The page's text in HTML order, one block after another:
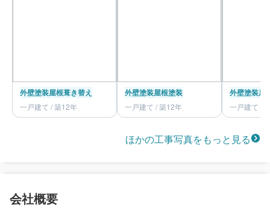
外壁塗装屋根葺き替え
一戸建て / 築12年
外壁塗装屋根塗装
一戸建て / 築12年
外壁塗装屋
一戸建て /
ほかの工事写真をもっと見る
会社概要